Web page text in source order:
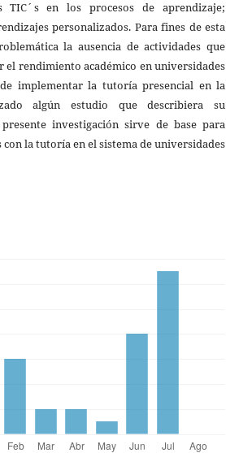
en los procesos de aprendizaje;
personalizados. Para fines de esta
la ausencia de actividades que
rendimiento académico en universidades
implementar la tutoría presencial en la
algún estudio que describiera su
investigación sirve de base para
la tutoría en el sistema de universidades